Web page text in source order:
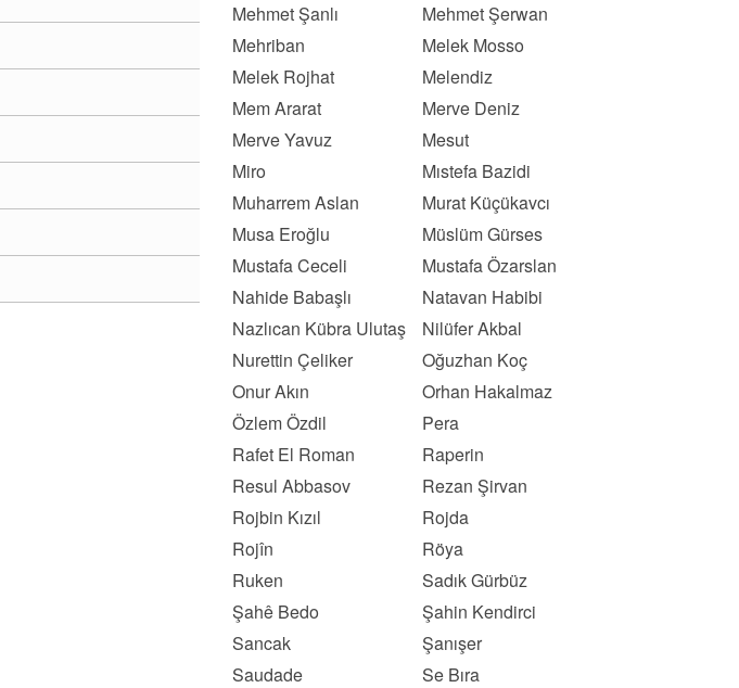
Mehmet Şanlı
Mehmet Şerwan
Mehriban
Melek Mosso
Melek Rojhat
Melendiz
Mem Ararat
Merve Deniz
Merve Yavuz
Mesut
Miro
Mıstefa Bazidi
Muharrem Aslan
Murat Küçükavcı
Musa Eroğlu
Müslüm Gürses
Mustafa Ceceli
Mustafa Özarslan
Nahide Babaşlı
Natavan Habibi
Nazlıcan Kübra Ulutaş
Nilüfer Akbal
Nurettin Çeliker
Oğuzhan Koç
Onur Akın
Orhan Hakalmaz
Özlem Özdil
Pera
Rafet El Roman
Raperin
Resul Abbasov
Rezan Şirvan
Rojbin Kızıl
Rojda
Rojîn
Röya
Ruken
Sadık Gürbüz
Şahê Bedo
Şahin Kendirci
Sancak
Şanışer
Saudade
Se Bıra